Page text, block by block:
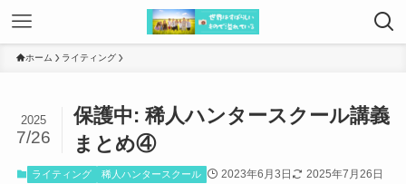
ホーム ライティング
保護中: 稀人ハンタースクール講義
まとめ④
2025
7/26
ライティング 稀人ハンタースクール 2023年6月3日 2025年7月26日